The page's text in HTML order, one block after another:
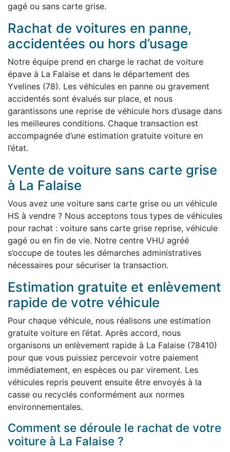
gagé ou sans carte grise.
Rachat de voitures en panne,
accidentées ou hors d’usage
Notre équipe prend en charge le rachat de voiture
épave à La Falaise et dans le département des
Yvelines (78). Les véhicules en panne ou gravement
accidentés sont évalués sur place, et nous
garantissons une reprise de véhicule hors d’usage dans
les meilleures conditions. Chaque transaction est
accompagnée d’une estimation gratuite voiture en
l’état.
Vente de voiture sans carte grise
à La Falaise
Vous avez une voiture sans carte grise ou un véhicule
HS à vendre ? Nous acceptons tous types de véhicules
pour rachat : voiture sans carte grise reprise, véhicule
gagé ou en fin de vie. Notre centre VHU agréé
s’occupe de toutes les démarches administratives
nécessaires pour sécuriser la transaction.
Estimation gratuite et enlèvement
rapide de votre véhicule
Pour chaque véhicule, nous réalisons une estimation
gratuite voiture en l’état. Après accord, nous
organisons un enlèvement rapide à La Falaise (78410)
pour que vous puissiez percevoir votre paiement
immédiatement, en espèces ou par virement. Les
véhicules repris peuvent ensuite être envoyés à la
casse ou recyclés conformément aux normes
environnementales.
Comment se déroule le rachat de votre
voiture à La Falaise ?